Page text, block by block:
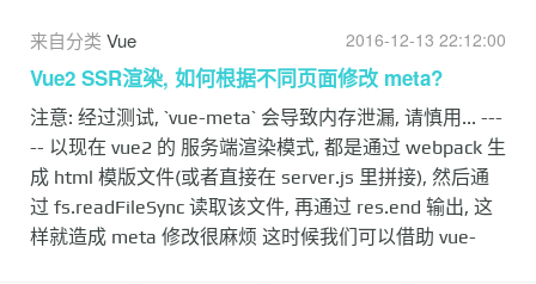
来自分类 Vue 2016-12-13 22:12:00
Vue2 SSR渲染, 如何根据不同页面修改 meta?
注意: 经过测试, `vue-meta` 会导致内存泄漏, 请慎用... ---
-- 以现在 vue2 的 服务端渲染模式, 都是通过 webpack 生
成 html 模版文件(或者直接在 server.js 里拼接), 然后通
过 fs.readFileSync 读取该文件, 再通过 res.end 输出, 这
样就造成 meta 修改很麻烦 这时候我们可以借助 vue-